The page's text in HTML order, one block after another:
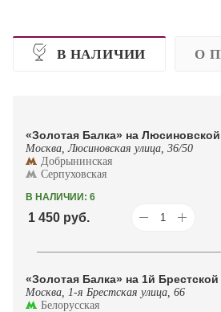
В НАЛИЧИИ О
«Золотая Балка» на Люсиновской
Москва, Люсиновская улица, 36/50
Добрынинская
Серпуховская
В НАЛИЧИИ: 6
1 450 руб.
«Золотая Балка» на 1й Брестской
Москва, 1-я Брестская улица, 66
Белорусская